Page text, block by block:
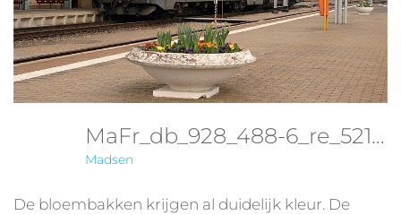
MaFr_db_928_488-6_re_5213_wasserbillig_190305
Madsen
De bloembakken krijgen al duidelijk kleur. De